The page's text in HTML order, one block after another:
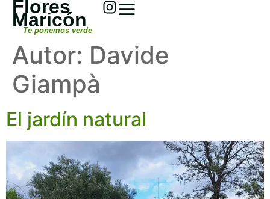
Flores
Maricón
Te ponemos verde
Autor: Davide
Giampà
El jardín natural